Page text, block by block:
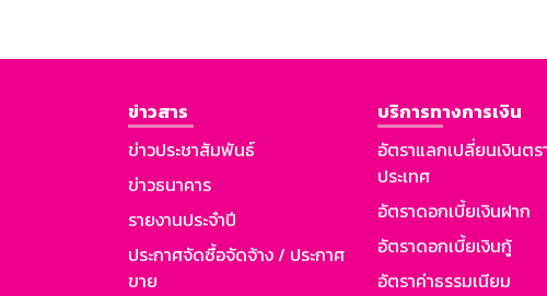
ข่าวสาร
ข่าวประชาสัมพันธ์
ข่าวธนาคาร
รายงานประจำปี
ประกาศจัดซื้อจัดจ้าง / ประกาศ
ขาย
บริการทางการเงิน
อัตราแลกเปลี่ยนเงินตร
ประเทศ
อัตราดอกเบี้ยเงินฝาก
อัตราดอกเบี้ยเงินกู้
อัตราค่าธรรมเนียม